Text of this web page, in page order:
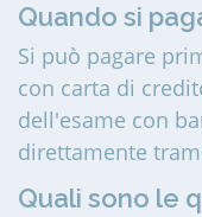
Quando si
Si può pagare
con carta di
dell'esame con
direttamente
Quali sono le